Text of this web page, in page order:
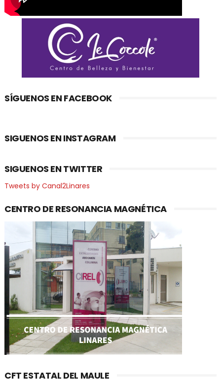
SÍGUENOS EN FACEBOOK
SIGUENOS EN INSTAGRAM
SIGUENOS EN TWITTER
Tweets by Canal2Linares
CENTRO DE RESONANCIA MAGNÉTICA
CFT ESTATAL DEL MAULE